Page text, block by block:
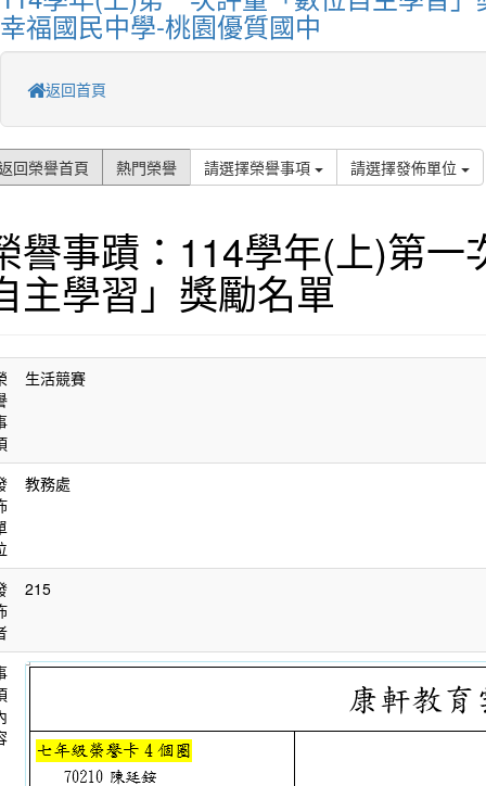
幸福國民中學-桃園優質國中
返回首頁
回榮譽首頁 熱門榮譽 請選擇榮譽事項 請選擇發佈單位
譽事蹟：114學年(上)第一
主學習」獎勵名單
生活競賽
教務處
215